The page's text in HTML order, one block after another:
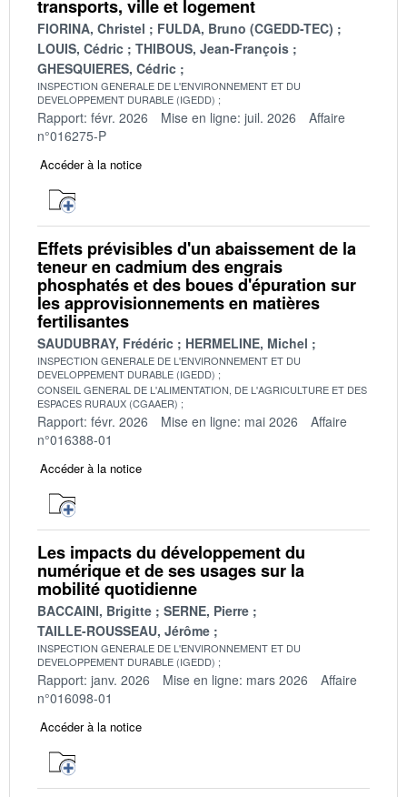
transports, ville et logement
FIORINA, Christel
FULDA, Bruno (CGEDD-TEC)
LOUIS, Cédric
THIBOUS, Jean-François
GHESQUIERES, Cédric
INSPECTION GENERALE DE L'ENVIRONNEMENT ET DU
DEVELOPPEMENT DURABLE (IGEDD)
Rapport: févr. 2026 Mise en ligne: juil. 2026
Affaire
n°016275-P
Accéder à la notice
Effets prévisibles d'un abaissement de la
teneur en cadmium des engrais
phosphatés et des boues d'épuration sur
les approvisionnements en matières
fertilisantes
SAUDUBRAY, Frédéric HERMELINE, Michel
INSPECTION GENERALE DE L'ENVIRONNEMENT ET DU
DEVELOPPEMENT DURABLE (IGEDD)
CONSEIL GENERAL DE L'ALIMENTATION, DE L'AGRICULTURE ET DES
ESPACES RURAUX (CGAAER)
Rapport: févr. 2026 Mise en ligne: mai 2026
Affaire
n°016388-01
Accéder à la notice
Les impacts du développement du
numérique et de ses usages sur la
mobilité quotidienne
BACCAINI, Brigitte
SERNE, Pierre
TAILLE-ROUSSEAU, Jérôme
INSPECTION GENERALE DE L'ENVIRONNEMENT ET DU
DEVELOPPEMENT DURABLE (IGEDD)
Rapport: janv. 2026 Mise en ligne: mars 2026
Affaire
n°016098-01
Accéder à la notice